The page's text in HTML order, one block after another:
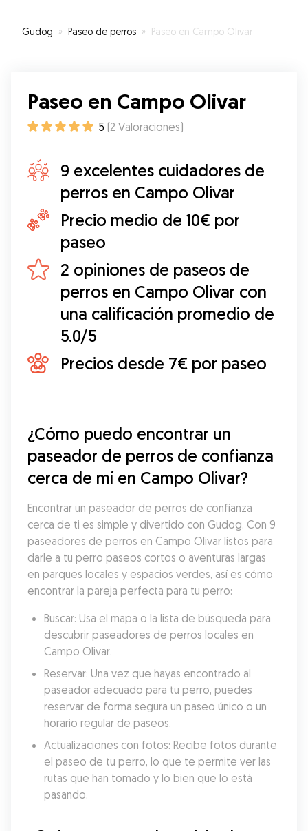
Gudog » Paseo de perros » Paseo en Campo Olivar
Paseo en Campo Olivar
5 (2 Valoraciones)
9 excelentes cuidadores de
perros en Campo Olivar
Precio medio de 10€ por
paseo
2 opiniones de paseos de
perros en Campo Olivar con
una calificación promedio de
5.0/5
Precios desde 7€ por paseo
¿Cómo puedo encontrar un
paseador de perros de confianza
cerca de mí en Campo Olivar?
Encontrar un paseador de perros de confianza
cerca de ti es simple y divertido con Gudog. Con 9
paseadores de perros en Campo Olivar listos para
darle a tu perro paseos cortos o aventuras largas
en parques locales y espacios verdes, así es cómo
encontrar la pareja perfecta para tu perro:
Buscar: Usa el mapa o la lista de búsqueda para
descubrir paseadores de perros locales en
Campo Olivar.
Reservar: Una vez que hayas encontrado al
paseador adecuado para tu perro, puedes
reservar de forma segura un paseo único o un
horario regular de paseos.
Actualizaciones con fotos: Recibe fotos durante
el paseo de tu perro, lo que te permite ver las
rutas que han tomado y lo bien que lo está
pasando.